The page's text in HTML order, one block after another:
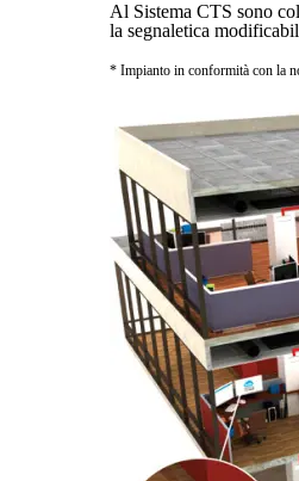
Al Sistema CTS sono
la segnaletica
* Impianto in conformità con la